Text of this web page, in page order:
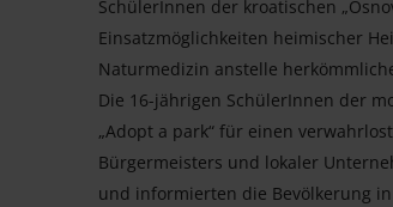
SchülerInnen der kroatischen
Einsatzmöglichkeiten heimischer
Naturmedizin anstelle
Die 16-jährigen SchülerInnen der
„Adopt a park“ für einen
Bürgermeisters und lokaler
und informierten die Bevölkerung